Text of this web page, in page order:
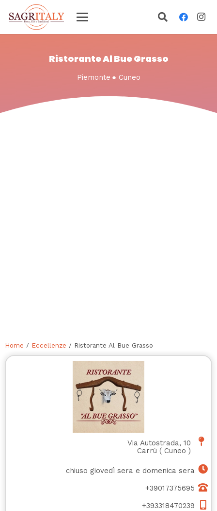
Ristorante Al Bue Grasso
Piemonte ● Cuneo
Home / Eccellenze / Ristorante Al Bue Grasso
Via Autostrada, 10
Carrù ( Cuneo )
chiuso giovedì sera e domenica sera
+39017375695
+393318470239